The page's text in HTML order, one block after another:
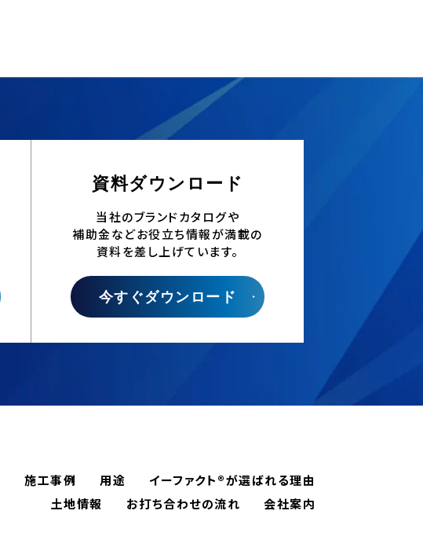
資料ダウンロード
当社のブランドカタログや
補助金などお役立ち情報が満載の
資料を差し上げています。
今すぐダウンロード
施工事例 用途
イーファクト®が選ばれる理由
土地情報
お打ち合わせの流れ 会社案内